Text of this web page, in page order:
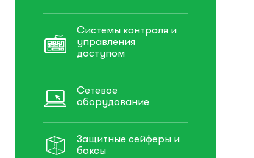
Системы контроля и
управления
доступом
Сетевое
оборудование
Защитные сейферы и
боксы